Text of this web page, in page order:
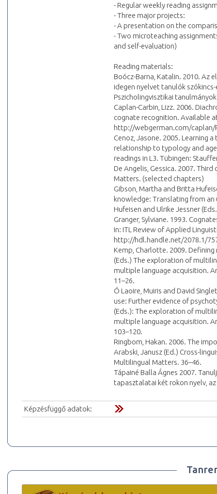
- Regular weekly reading
- Three major projects:
- A presentation on the
- Two microteaching
and self-evaluation)
Reading materials:
Boócz-Barna, Katalin. 2010. Az
idegen nyelvet tanulók
Pszicholingvisztikai
Caplan-Carbin, Lizz. 2006.
cognate recognition. Available
http://webgerman.com/
Cenoz, Jasone. 2005. Learning
relationship to typology and
readings in L3. Tübingen:
De Angelis, Gessica. 2007.
Matters. (selected chapters)
Gibson, Martha and Britta
knowledge: Translating from an
Hufeisen and Ulrike Jessner
Granger, Sylviane. 1993.
In: ITL Review of Applied
http://hdl.handle.net/2078.1/
Kemp, Charlotte. 2009.
(Eds.) The exploration of
multiple language acquisition.
11–26.
Ó Laoire, Muiris and David
use: Further evidence of
(Eds.): The exploration of
multiple language acquisition.
103–120.
Ringbom, Hakan. 2006. The
Arabski, Janusz (Ed.) Cross-
Multilingual Matters. 36–46.
Tápainé Balla Ágnes 2007.
tapasztalatai két rokon nyelv,
Képzésfüggő adatok: